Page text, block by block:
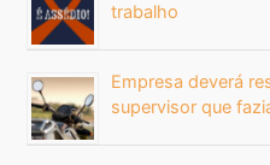
trabalho
Empresa deverá
supervisor que